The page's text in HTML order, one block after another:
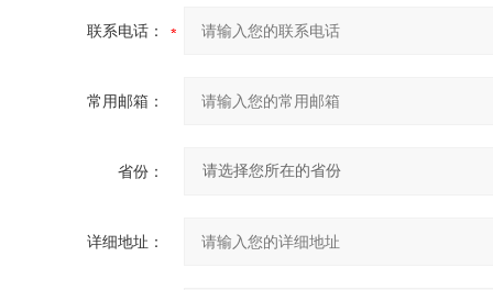
联系电话：
常用邮箱：
省份：
详细地址：